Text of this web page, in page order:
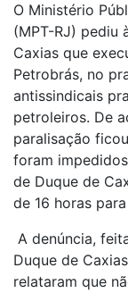
O Ministério
(MPT-RJ) pediu
Caxias que
Petrobrás, no
antissindicais
petroleiros. De
paralisação
foram
de Duque de
de 16 horas
A denúncia,
Duque de
relataram que